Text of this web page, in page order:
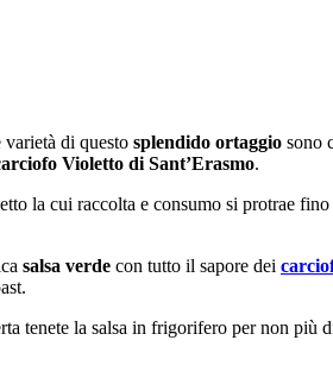
di questo splendido ortaggio sono
Violetto di Sant’Erasmo.
la cui raccolta e consumo si protrae
salsa verde con tutto il sapore dei
tenete la salsa in frigorifero per non più